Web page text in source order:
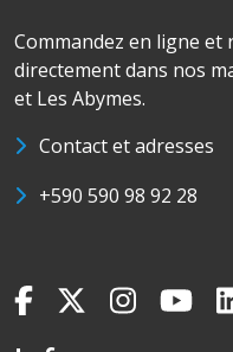
Commandez en ligne
directement dans nos
et Les Abymes.
Contact et adresses
+590 590 98 92 28